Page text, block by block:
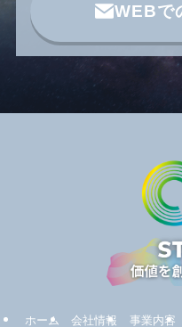
WEBで
ホーム 会社情報 事業内容